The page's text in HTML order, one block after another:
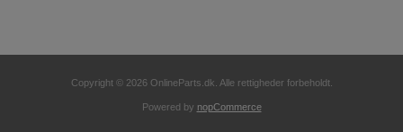
Copyright © 2026 OnlineParts.dk. Alle rettigheder forbeholdt.
Powered by nopCommerce